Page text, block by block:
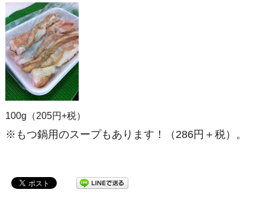
100g（205円+税）
※もつ鍋用のスープもあります！（286円＋税）。